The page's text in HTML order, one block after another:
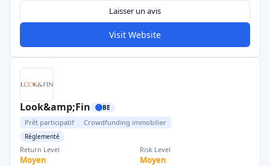
Laisser un avis
Visit Website
Look&amp;Fin BE
Prêt participatif Crowdfunding immobilier
Réglementé
Return Level
Moyen
Risk Level
Moyen